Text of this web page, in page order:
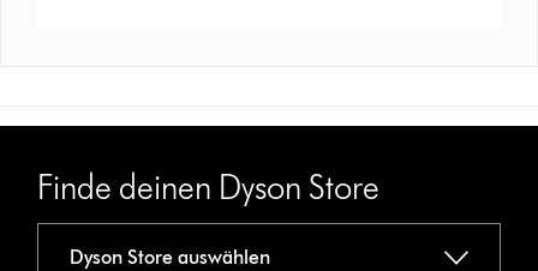
Finde deinen Dyson Store
Dyson Store auswählen